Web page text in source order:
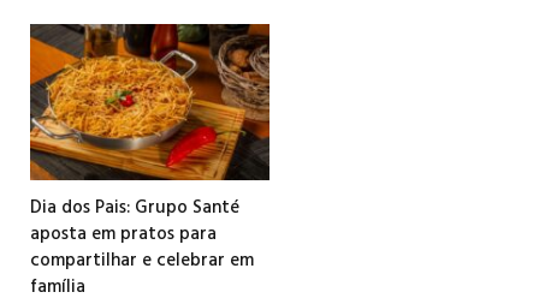
Dia dos Pais: Grupo Santé
aposta em pratos para
compartilhar e celebrar em
família